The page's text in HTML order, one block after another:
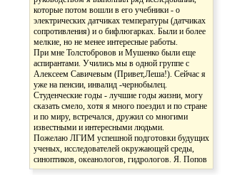
которые потом вошли в его учебники - о
электрических датчиках температуры (датчиках
сопротивления) и о бифлюгарках. Были и более
мелкие, но не менее интересные работы.
При мне Толстобровов и Мушенко были еще
аспирантами. Учились мы в одной группе с
Алексеем Савичевым (Привет,Леша!). Сейчас я
уже на пенсии, инвалид -чернобылец.
Студенческие годы - лучшие годы жизни, могу
сказать смело, хотя я много поездил и по стране
и по миру, встречался, дружил со многими
известными и интересными людьми.
Пожелаю ЛГИМ успешной подготовки будущих
ученых, исследователей окружающей среды,
синоптиков, океанологов, гидрологов. Я. Попов